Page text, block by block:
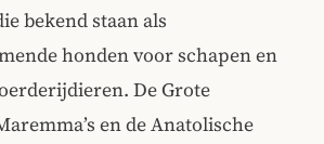
bekend staan als
honden voor schapen en
De Grote
en de Anatolische